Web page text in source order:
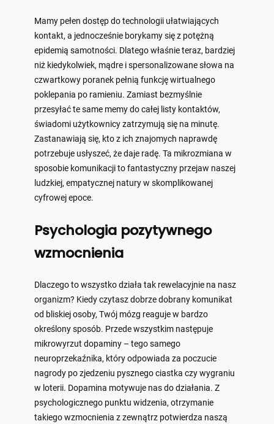
Mamy pełen dostęp do technologii ułatwiających
kontakt, a jednocześnie borykamy się z potężną
epidemią samotności. Dlatego właśnie teraz, bardziej
niż kiedykolwiek, mądre i spersonalizowane słowa na
czwartkowy poranek pełnią funkcję wirtualnego
poklepania po ramieniu. Zamiast bezmyślnie
przesyłać te same memy do całej listy kontaktów,
świadomi użytkownicy zatrzymują się na minutę.
Zastanawiają się, kto z ich znajomych naprawdę
potrzebuje usłyszeć, że daje radę. Ta mikrozmiana w
sposobie komunikacji to fantastyczny przejaw naszej
ludzkiej, empatycznej natury w skomplikowanej
cyfrowej epoce.
Psychologia pozytywnego
wzmocnienia
Dlaczego to wszystko działa tak rewelacyjnie na nasz
organizm? Kiedy czytasz dobrze dobrany komunikat
od bliskiej osoby, Twój mózg reaguje w bardzo
określony sposób. Przede wszystkim następuje
mikrowyrzut dopaminy – tego samego
neuroprzekaźnika, który odpowiada za poczucie
nagrody po zjedzeniu pysznego ciastka czy wygraniu
w loterii. Dopamina motywuje nas do działania. Z
psychologicznego punktu widzenia, otrzymanie
takiego wzmocnienia z zewnątrz potwierdza naszą